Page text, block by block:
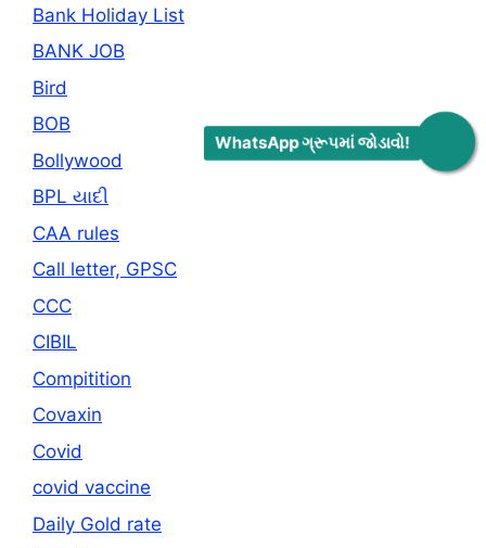
WhatsApp ગ્રૂપમાં જોડાવો!
Bank Holiday List
BANK JOB
Bird
BOB
Bollywood
BPL યાદી
CAA rules
Call letter, GPSC
CCC
CIBIL
Compitition
Covaxin
Covid
covid vaccine
Daily Gold rate